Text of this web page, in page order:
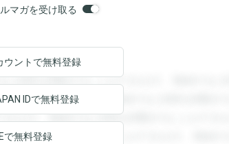
マガを受け取る
回答を閲覧することができます。登録すると回
ることができます。登録すると回答を閲覧する
ます。登録すると回答を閲覧することができま
ると回答を閲覧することができます。登録する
ウントで無料登録
IDで無料登録
で無料登録